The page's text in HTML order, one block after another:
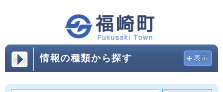
情報の種類から探す 表示